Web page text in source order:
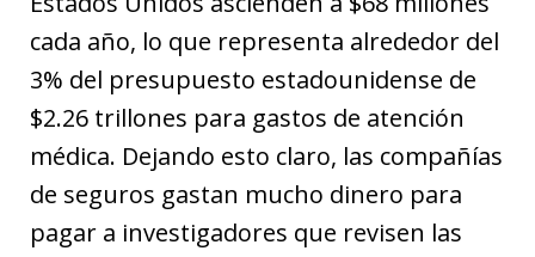
cada año, lo que representa alrededor del
3% del presupuesto estadounidense de
$2.26 trillones para gastos de atención
médica. Dejando esto claro, las compañías
de seguros gastan mucho dinero para
pagar a investigadores que revisen las